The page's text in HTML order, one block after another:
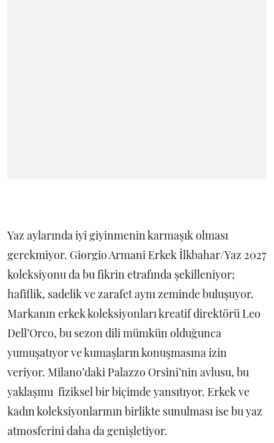
Yaz aylarında iyi giyinmenin karmaşık olması
gerekmiyor. Giorgio Armani Erkek İlkbahar/Yaz 2027
koleksiyonu da bu fikrin etrafında şekilleniyor;
hafiflik, sadelik ve zarafet aynı zeminde buluşuyor.
Markanın erkek koleksiyonları kreatif direktörü Leo
Dell’Orco, bu sezon dili mümkün olduğunca
yumuşatıyor ve kumaşların konuşmasına izin
veriyor. Milano’daki Palazzo Orsini’nin avlusu, bu
yaklaşımı fiziksel bir biçimde yansıtıyor. Erkek ve
kadın koleksiyonlarının birlikte sunulması ise bu yaz
atmosferini daha da genişletiyor.